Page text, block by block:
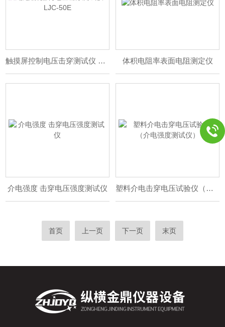
触摸屏控制电压击穿测试仪 LJC-50E 体积电阻率表面电阻测定仪
介电强度 击穿电压强度测试仪 塑料介电击穿电压试验仪（介电强度测试仪）
首页 上一页 下一页 末页